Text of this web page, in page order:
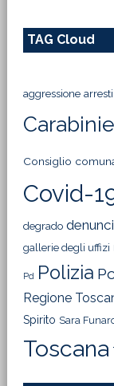
TAG Cloud
aggressione arresti
Consiglio
Covid-
degrado
gallerie degli uffizi
Pd Polizia
Regione
Spirito Sara
Toscana